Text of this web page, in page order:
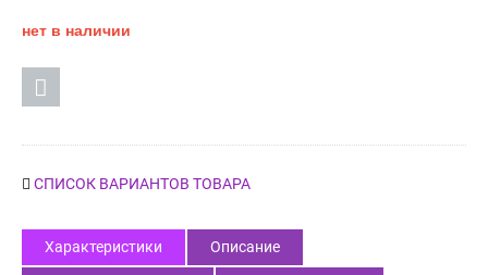
нет в наличии
СПИСОК ВАРИАНТОВ ТОВАРА
Характеристики Описание